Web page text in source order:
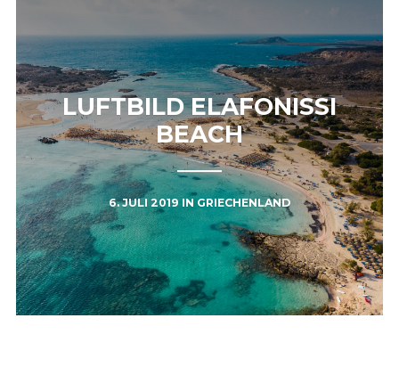
LUFTBILD ELAFONISSI
BEACH
6. JULI 2019IN GRIECHENLAND